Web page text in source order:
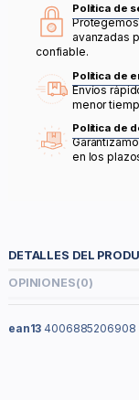
Política de
avanzadas
confiable.
Política de
Envíos
menor
Política de
en los
DETALLES DEL
OPINIONES(0)
ean13 4006885206908